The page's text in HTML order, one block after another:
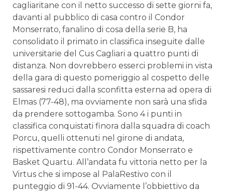
cagliaritane con il netto successo di sette giorni fa,
davanti al pubblico di casa contro il Condor
Monserrato, fanalino di cosa della serie B, ha
consolidato il primato in classifica inseguite dalle
universitarie del Cus Cagliari a quattro punti di
distanza. Non dovrebbero esserci problemi in vista
della gara di questo pomeriggio al cospetto delle
sassaresi reduci dalla sconfitta esterna ad opera di
Elmas (77-48), ma ovviamente non sarà una sfida
da prendere sottogamba. Sono 4 i punti in
classifica conquistati finora dalla squadra di coach
Porcu, quelli ottenuti nel girone di andata,
rispettivamente contro Condor Monserrato e
Basket Quartu. All’andata fu vittoria netto per la
Virtus che si impose al PalaRestivo con il
punteggio di 91-44. Ovviamente l’obbiettivo da